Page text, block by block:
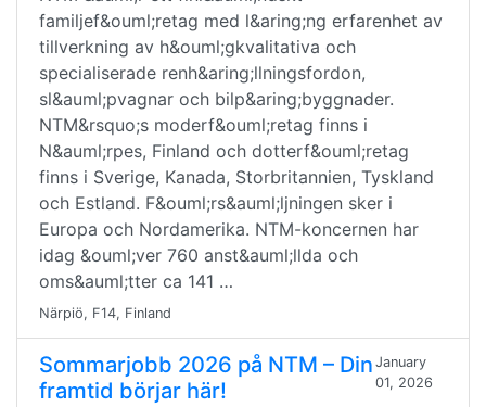
familjef&ouml;retag med l&aring;ng erfarenhet av
tillverkning av h&ouml;gkvalitativa och
specialiserade renh&aring;llningsfordon,
sl&auml;pvagnar och bilp&aring;byggnader.
NTM&rsquo;s moderf&ouml;retag finns i
N&auml;rpes, Finland och dotterf&ouml;retag
finns i Sverige, Kanada, Storbritannien, Tyskland
och Estland. F&ouml;rs&auml;ljningen sker i
Europa och Nordamerika. NTM-koncernen har
idag &ouml;ver 760 anst&auml;llda och
oms&auml;tter ca 141 …
Närpiö, F14, Finland
Sommarjobb 2026 på NTM – Din
framtid börjar här!
January
01, 2026